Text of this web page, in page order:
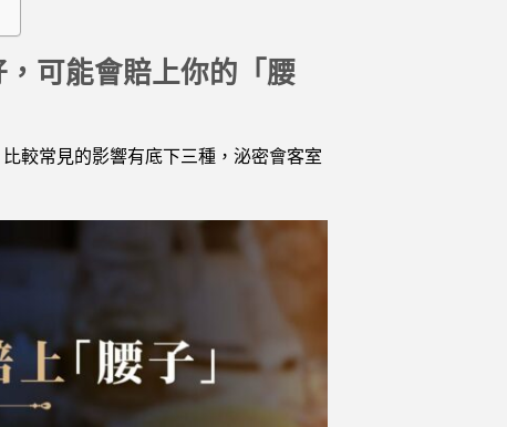
可能會賠上你的「腰
較常見的影響有底下三種，泌密會客室